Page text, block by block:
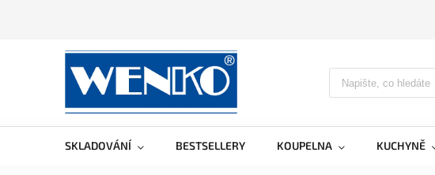
SKLADOVÁNÍ BESTSELLERY KOUPELNA KUCHYNĚ